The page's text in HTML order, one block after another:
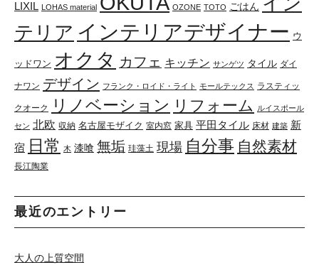
LIXIL LOHAS material OZONE TOTO ごはん
テリア インテリアデザイナー ウ
ッドワン オクタ カフェ キッチン サンゲツ タイル ダイ
ナワン デザイン フランク・ロイド・ライト モールテックス ラスティッ
クオーク リノベーション リフォーム ルイスポール
セン 北欧 収納 名古屋モザイク 室内窓 家具 平田タイル 床材 建築 新
宿 日常 木 漆喰 無垢 珪藻土 現場 自分事 自然素材
長江陶業
最近のエントリー
大人の上質空間